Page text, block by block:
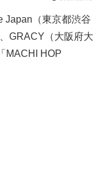
Japan（東京都渋谷
GRACY（大阪府大
MACHI HOP